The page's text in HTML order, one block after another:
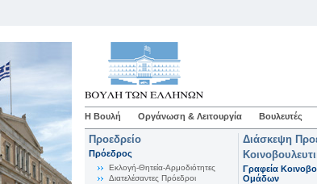
Η Βουλή Οργάνωση & Λειτουργία Βουλευτές
Προεδρείο
Πρόεδρος
Εκλογή-Θητεία-Αρμοδιότητες
Διατελέσαντες Πρόεδροι
Διάσκεψη
Γραφεία
Ομάδων